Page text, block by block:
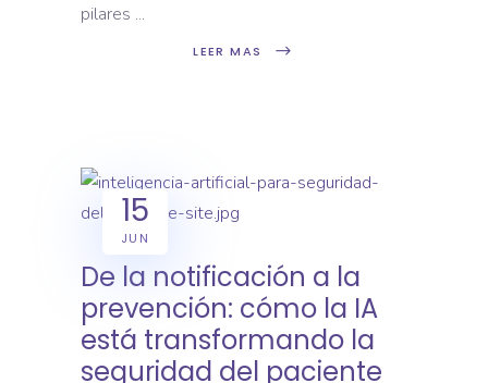
pilares
LEER MAS
15
JUN
De la notificación a la
prevención: cómo la IA
está transformando la
seguridad del paciente